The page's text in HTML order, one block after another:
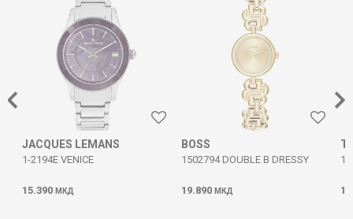
JACQUES LEMANS
1-2194E VENICE
15.390 МКД
BOSS
1502794 DOUBLE B DRESSY
19.890 МКД